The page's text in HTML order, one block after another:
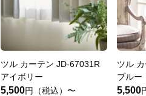
ツル カーテン JD-67031R
アイボリー
5,500円（税込）〜
ツル
ブルー
5,500